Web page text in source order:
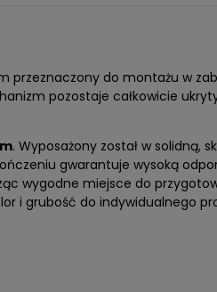
przeznaczony do montażu w
pozostaje całkowicie
. Wyposażony został w solidną,
gwarantuje wysoką
wygodne miejsce do
i grubość do indywidualnego